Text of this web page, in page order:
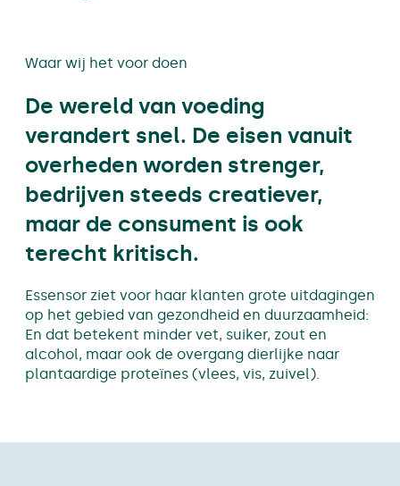
Waar wij het voor doen
De wereld van voeding
verandert snel. De eisen vanuit
overheden worden strenger,
bedrijven steeds creatiever,
maar de consument is ook
terecht kritisch.
Essensor ziet voor haar klanten grote uitdagingen
op het gebied van gezondheid en duurzaamheid:
En dat betekent minder vet, suiker, zout en
alcohol, maar ook de overgang dierlijke naar
plantaardige proteïnes (vlees, vis, zuivel).